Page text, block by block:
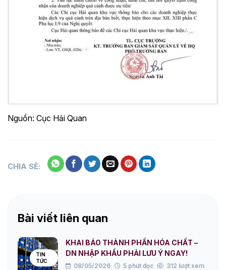
Nguồn: Cục Hải Quan
CHIA SẺ:
Bài viết liên quan
TIN
TỨC
08/05/2026 5 phút đọc 312 lượt xem
KHAI BÁO THÀNH PHẦN HÓA CHẤT –
DN NHẬP KHẨU PHẢI LƯU Ý NGAY!